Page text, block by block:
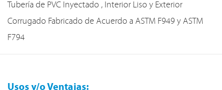
Tubería de PVC Inyectado , Interior Liso y Exterior
Corrugado Fabricado de Acuerdo a ASTM F949 y ASTM
F794
Usos y/o Ventajas: